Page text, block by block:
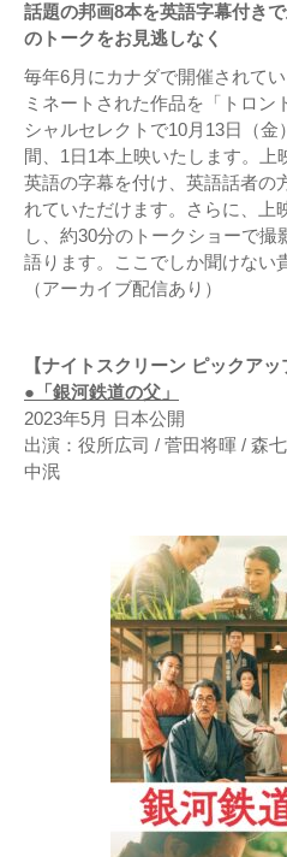
話題の邦画8本を英語字幕付き
のトークをお見逃しなく
毎年6月にカナダで開催されて
ミネートされた作品を「トロン
シャルセレクトで10月13日（金
間、1日1本上映いたします。上
英語の字幕を付け、英語話者の
れていただけます。さらに、上
し、約30分のトークショーで撮
語ります。ここでしか聞けない
（アーカイブ配信あり）
【ナイトスクリーン ピックアッ
●「銀河鉄道の父」
2023年5月 日本公開
出演：役所広司 / 菅田将暉 / 森
中泯